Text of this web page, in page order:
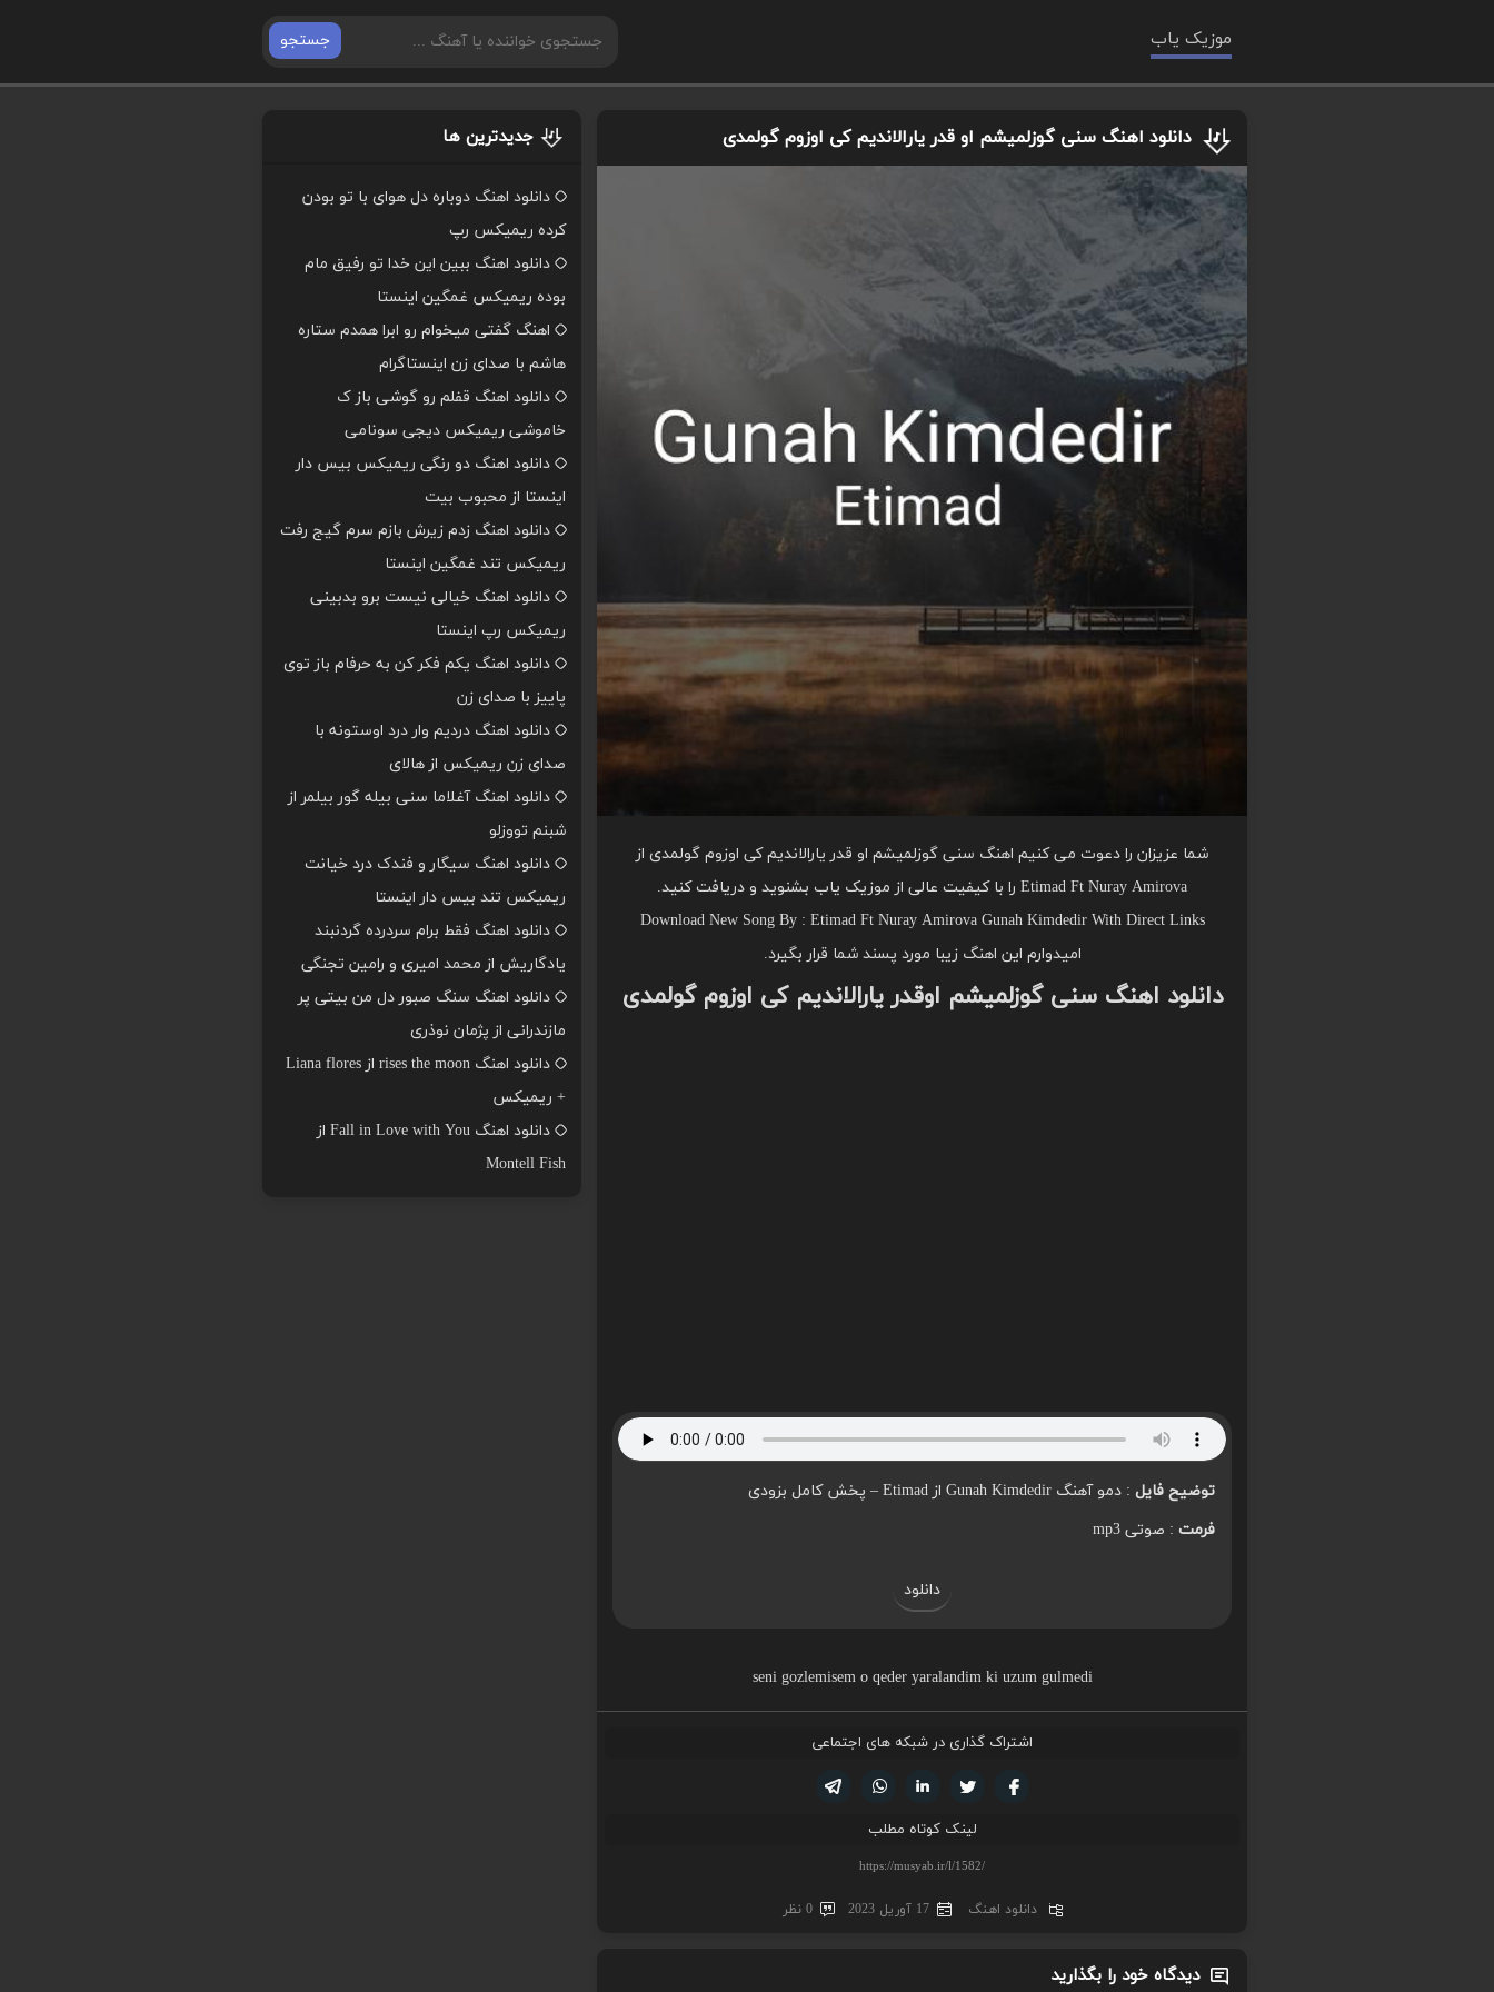
موزیک یاب جستجو
دانلود اهنگ سنی گوزلمیشم او قدر یارالاندیم کی اوزوم گولمدی
شما عزیزان را دعوت می کنیم اهنگ سنی گوزلمیشم او قدر یارالاندیم کی اوزوم گولمدی از
Etimad Ft Nuray Amirova را با کیفیت عالی از موزیک یاب بشنوید و دریافت کنید.
Download New Song By : Etimad Ft Nuray Amirova Gunah Kimdedir With Direct Links
امیدوارم این اهنگ زیبا مورد پسند شما قرار بگیرد.
دانلود اهنگ سنی گوزلمیشم اوقدر یارالاندیم کی اوزوم گولمدی
توضیح فایل : دمو آهنگ Gunah Kimdedir از Etimad – پخش کامل بزودی
فرمت : صوتی mp3
دانلود
seni gozlemisem o qeder yaralandim ki uzum gulmedi
اشتراک گذاری در شبکه های اجتماعی
لینکدین تویتر
فیسوک
لینک کوتاه مطلب
دانلود اهنگ 17 آوریل 2023 0 نظر
دیدگاه خود را بگذارید
جدیدترین ها
دانلود اهنگ دوباره دل هوای با تو بودن
کرده ریمیکس رپ
دانلود اهنگ ببین این خدا تو رفیق مام
بوده ریمیکس غمگین اینستا
اهنگ گفتی میخوام رو ابرا همدم ستاره
هاشم با صدای زن اینستاگرام
دانلود اهنگ قفلم رو گوشی باز ک
خاموشی ریمیکس دیجی سونامی
دانلود اهنگ دو رنگی ریمیکس بیس دار
اینستا از محبوب بیت
دانلود اهنگ زدم زیرش بازم سرم گیج رفت
ریمیکس تند غمگین اینستا
دانلود اهنگ خیالی نیست برو بدبینی
ریمیکس رپ اینستا
دانلود اهنگ یکم فکر کن به حرفام باز توی
پاییز با صدای زن
دانلود اهنگ دردیم وار درد اوستونه با
صدای زن ریمیکس از هالای
دانلود اهنگ آغلاما سنی بیله گور بیلمر از
شبنم تووزلو
دانلود اهنگ سیگار و فندک درد خیانت
ریمیکس تند بیس دار اینستا
دانلود اهنگ فقط برام سردرده گردنبند
یادگاریش از محمد امیری و رامین تجنگی
دانلود اهنگ سنگ صبور دل من بیتی پر
مازندرانی از پژمان نوذری
دانلود اهنگ rises the moon از Liana flores
+ ریمیکس
دانلود اهنگ Fall in Love with You از
Montell Fish